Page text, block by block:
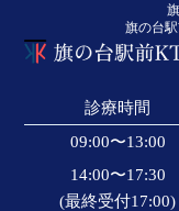
旗の台
診療時間
09:00〜13:00
14:00〜17:30
(最終受付17:00)